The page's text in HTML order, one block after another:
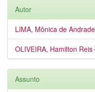
Autor
LIMA, Mônica de Andrade
OLIVEIRA, Hamilton Reis
Assunto